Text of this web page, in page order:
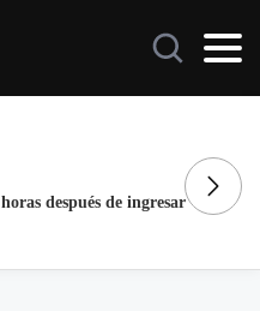
después de ingresar